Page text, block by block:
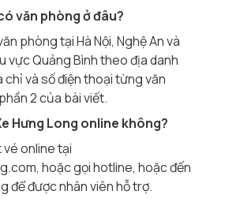
văn phòng ở đâu?
phòng tại Hà Nội, Nghệ An và
vực Quảng Bình theo địa danh
và số điện thoại từng văn
2 của bài viết.
Hưng Long online không?
vé online tại
, hoặc gọi hotline, hoặc đến
để được nhân viên hỗ trợ.